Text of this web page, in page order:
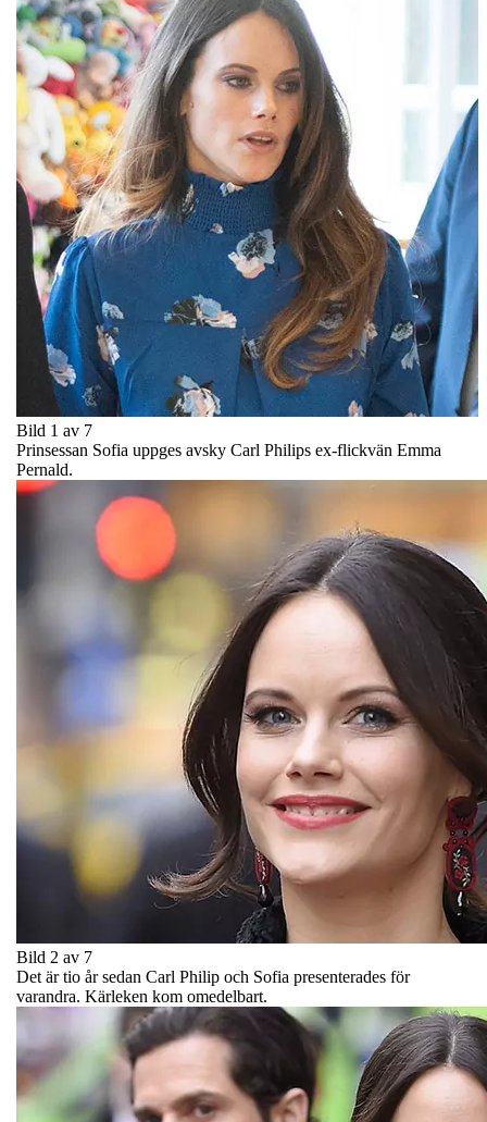
Bild 1 av 7
Prinsessan Sofia uppges avsky Carl Philips ex-flickvän Emma
Pernald.
Bild 2 av 7
Det är tio år sedan Carl Philip och Sofia presenterades för
varandra. Kärleken kom omedelbart.